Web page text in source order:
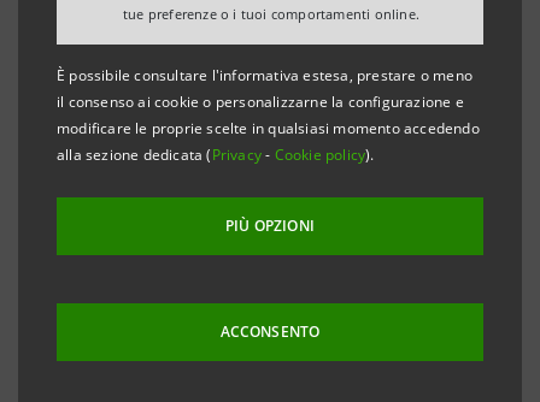
tue preferenze o i tuoi comportamenti online.
È possibile consultare l'informativa estesa, prestare o meno
il consenso ai cookie o personalizzarne la configurazione e
modificare le proprie scelte in qualsiasi momento accedendo
alla sezione dedicata (Privacy- Cookie policy).
PIÙ OPZIONI
ACCONSENTO
Presentazioni in lingua inglese
2005
Milano
26-10-
Piano industriale 2006-2008 PDF
2005
Risultati del 1° semestre 2005